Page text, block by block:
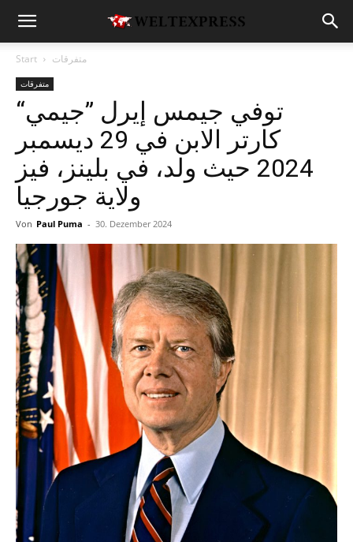
Start متفرقات
متفرقات
توفي جيمس إيرل ”جيمي“
كارتر الابن في 29 ديسمبر
2024 حيث ولد، في بلينز، فيز
ولاية جورجيا
Von Paul Puma - 30. Dezember 2024